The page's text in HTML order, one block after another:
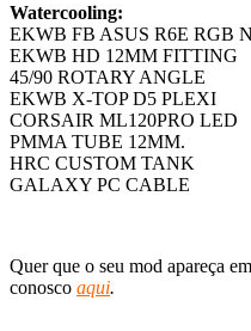
Watercooling:
EKWB FB ASUS R6E RGB
EKWB HD 12MM FITTING
45/90 ROTARY ANGLE
EKWB X-TOP D5 PLEXI
CORSAIR ML120PRO LED
PMMA TUBE 12MM.
HRC CUSTOM TANK
GALAXY PC CABLE
Quer que o seu mod apareça
conosco aqui.